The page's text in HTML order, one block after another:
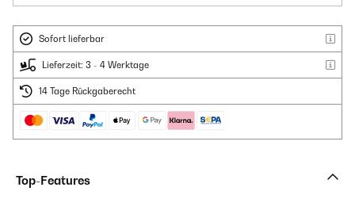
Sofort lieferbar
Lieferzeit: 3 - 4 Werktage
14 Tage Rückgaberecht
Top-Features